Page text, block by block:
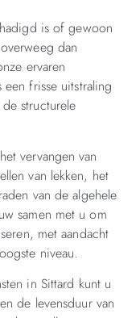
is of gewoon
dan
ervaren
frisse uitstraling
structurele
vervangen van
van lekken, het
van de algehele
samen met u om
met aandacht
niveau.
in Sittard kunt u
de levensduur van